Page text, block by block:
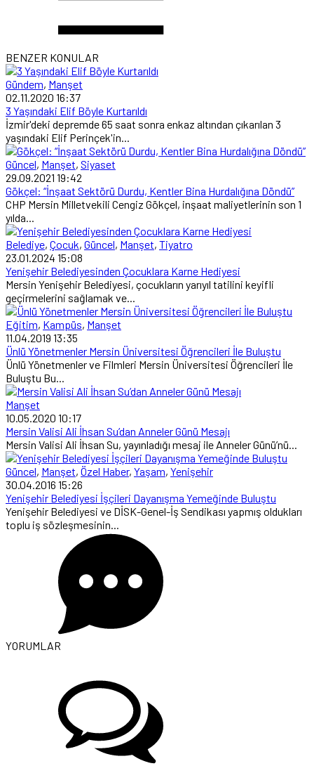
BENZER KONULAR
Gündem, Manşet
02.11.2020 16:37
3 Yaşındaki Elif Böyle Kurtarıldı
İzmir'deki depremde 65 saat sonra enkaz altından çıkarılan 3
yaşındaki Elif Perinçek'in...
Güncel, Manşet, Siyaset
29.09.2021 19:42
Gökçel: “İnşaat Sektörü Durdu, Kentler Bina Hurdalığına Döndü”
CHP Mersin Milletvekili Cengiz Gökçel, inşaat maliyetlerinin son 1
yılda...
Belediye, Çocuk, Güncel, Manşet, Tiyatro
23.01.2024 15:08
Yenişehir Belediyesinden Çocuklara Karne Hediyesi
Mersin Yenişehir Belediyesi, çocukların yarıyıl tatilini keyifli
geçirmelerini sağlamak ve...
Eğitim, Kampüs, Manşet
11.04.2019 13:35
Ünlü Yönetmenler Mersin Üniversitesi Öğrencileri İle Buluştu
Ünlü Yönetmenler ve Filmleri Mersin Üniversitesi Öğrencileri İle
Buluştu Bu...
Manşet
10.05.2020 10:17
Mersin Valisi Ali İhsan Su’dan Anneler Günü Mesajı
Mersin Valisi Ali İhsan Su, yayınladığı mesaj ile Anneler Günü’nü...
Güncel, Manşet, Özel Haber, Yaşam, Yenişehir
30.04.2016 15:26
Yenişehir Belediyesi İşçileri Dayanışma Yemeğinde Buluştu
Yenişehir Belediyesi ve DİSK-Genel-İş Sendikası yapmış oldukları
toplu iş sözleşmesinin...
YORUMLAR